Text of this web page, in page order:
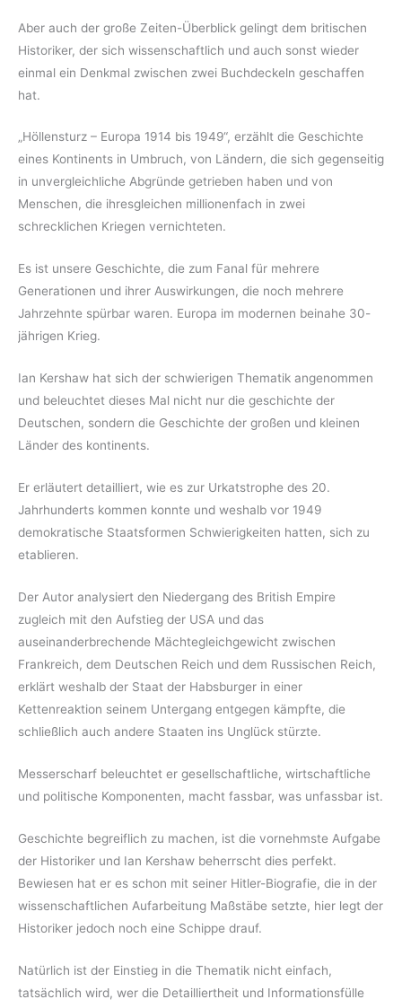
Aber auch der große Zeiten-Überblick gelingt dem britischen
Historiker, der sich wissenschaftlich und auch sonst wieder
einmal ein Denkmal zwischen zwei Buchdeckeln geschaffen
hat.
„Höllensturz – Europa 1914 bis 1949“, erzählt die Geschichte
eines Kontinents in Umbruch, von Ländern, die sich gegenseitig
in unvergleichliche Abgründe getrieben haben und von
Menschen, die ihresgleichen millionenfach in zwei
schrecklichen Kriegen vernichteten.
Es ist unsere Geschichte, die zum Fanal für mehrere
Generationen und ihrer Auswirkungen, die noch mehrere
Jahrzehnte spürbar waren. Europa im modernen beinahe 30-
jährigen Krieg.
Ian Kershaw hat sich der schwierigen Thematik angenommen
und beleuchtet dieses Mal nicht nur die geschichte der
Deutschen, sondern die Geschichte der großen und kleinen
Länder des kontinents.
Er erläutert detailliert, wie es zur Urkatstrophe des 20.
Jahrhunderts kommen konnte und weshalb vor 1949
demokratische Staatsformen Schwierigkeiten hatten, sich zu
etablieren.
Der Autor analysiert den Niedergang des British Empire
zugleich mit den Aufstieg der USA und das
auseinanderbrechende Mächtegleichgewicht zwischen
Frankreich, dem Deutschen Reich und dem Russischen Reich,
erklärt weshalb der Staat der Habsburger in einer
Kettenreaktion seinem Untergang entgegen kämpfte, die
schließlich auch andere Staaten ins Unglück stürzte.
Messerscharf beleuchtet er gesellschaftliche, wirtschaftliche
und politische Komponenten, macht fassbar, was unfassbar ist.
Geschichte begreiflich zu machen, ist die vornehmste Aufgabe
der Historiker und Ian Kershaw beherrscht dies perfekt.
Bewiesen hat er es schon mit seiner Hitler-Biografie, die in der
wissenschaftlichen Aufarbeitung Maßstäbe setzte, hier legt der
Historiker jedoch noch eine Schippe drauf.
Natürlich ist der Einstieg in die Thematik nicht einfach,
tatsächlich wird, wer die Detailliertheit und Informationsfülle